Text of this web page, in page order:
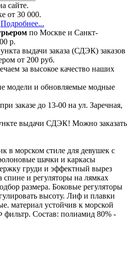
сайте.
от 30 000.
Подробнее...
по Москве и Санкт-
р.
выдачи заказа (СДЭК) заказов
от 200 руб.
за высокое качество наших
модели и обновляемые модные
заказе до 13-00 на ул. Заречная,
выдачи СДЭК! Можно заказать
в морском стиле для девушек с
шачки и каркасы
груди и эффектный вырез
спине и регуляторы на лямках
размера. Боковые регуляторы
высоту. Лиф и плавки
материал устойчив к морской
фильтр. Состав: полиамид 80% -